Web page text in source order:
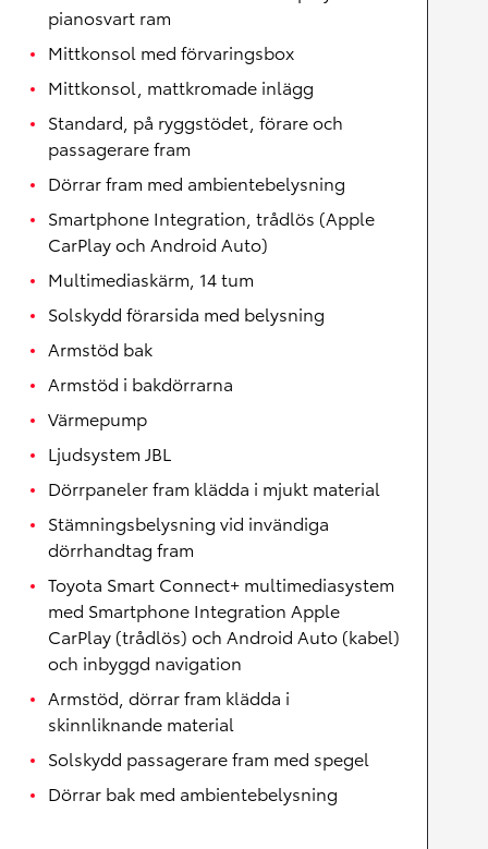
pianosvart ram
Mittkonsol med förvaringsbox
Mittkonsol, mattkromade inlägg
Standard, på ryggstödet, förare och
passagerare fram
Dörrar fram med ambientebelysning
Smartphone Integration, trådlös (Apple
CarPlay och Android Auto)
Multimediaskärm, 14 tum
Solskydd förarsida med belysning
Armstöd bak
Armstöd i bakdörrarna
Värmepump
Ljudsystem JBL
Dörrpaneler fram klädda i mjukt material
Stämningsbelysning vid invändiga
dörrhandtag fram
Toyota Smart Connect+ multimediasystem
med Smartphone Integration Apple
CarPlay (trådlös) och Android Auto (kabel)
och inbyggd navigation
Armstöd, dörrar fram klädda i
skinnliknande material
Solskydd passagerare fram med spegel
Dörrar bak med ambientebelysning